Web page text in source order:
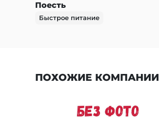
Поесть
Быстрое питание
ПОХОЖИЕ КОМПАНИИ